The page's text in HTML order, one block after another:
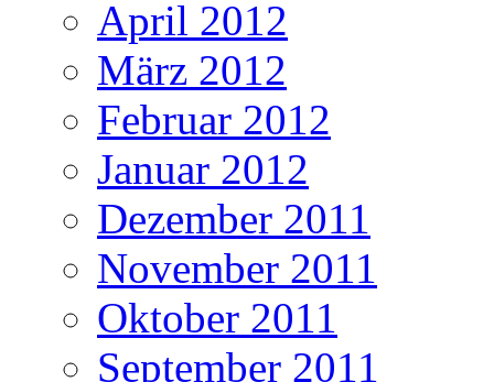
April 2012
März 2012
Februar 2012
Januar 2012
Dezember 2011
November 2011
Oktober 2011
September 2011